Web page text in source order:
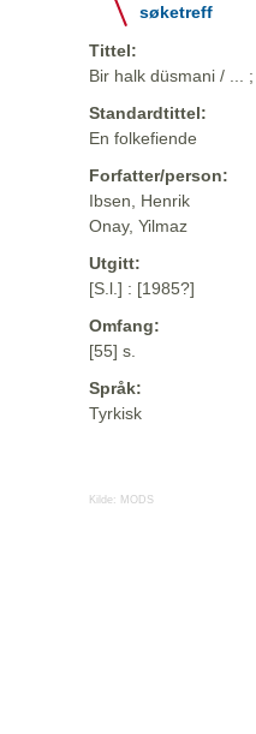
søketreff
Tittel:
Bir halk düsmani / ...
Standardtittel:
En folkefiende
Forfatter/person:
Ibsen, Henrik
Onay, Yilmaz
Utgitt:
[S.l.] : [1985?]
Omfang:
[55] s.
Språk:
Tyrkisk
Kilde: MODS